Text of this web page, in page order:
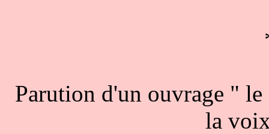
Parution d'un ouvrage "
la